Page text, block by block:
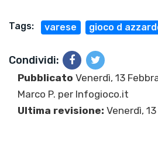
Tags: varese gioco d
Condividi:
Pubblicato Venerdì, 13
Marco P. per Infogioco.it
Ultima revisione: Venerdì,